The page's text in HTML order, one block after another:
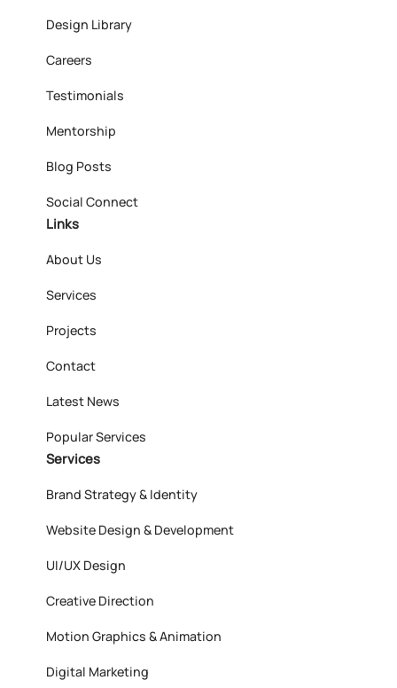
Design Library
Careers
Testimonials
Mentorship
Blog Posts
Social Connect
Links
About Us
Services
Projects
Contact
Latest News
Popular Services
Services
Brand Strategy & Identity
Website Design & Development
UI/UX Design
Creative Direction
Motion Graphics & Animation
Digital Marketing